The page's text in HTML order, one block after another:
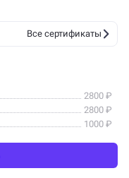
Все сертификаты
2800 ₽
2800 ₽
1000 ₽